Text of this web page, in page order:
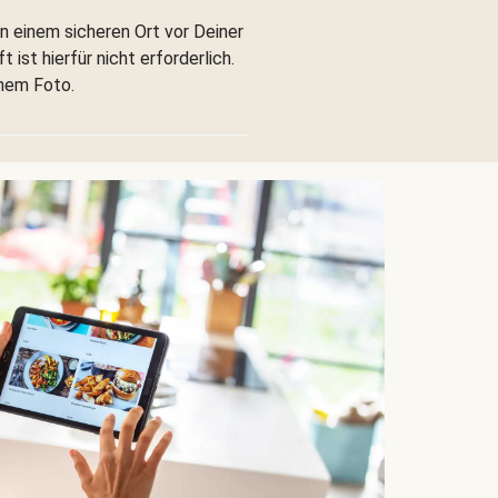
einem sicheren Ort vor Deiner
ist hierfür nicht erforderlich.
Foto.